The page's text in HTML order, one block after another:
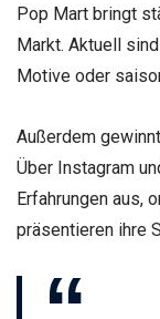
Pop Mart bringt
Markt. Aktuell
Motive oder
Außerdem
Über Instagram
Erfahrungen aus,
präsentieren ihre